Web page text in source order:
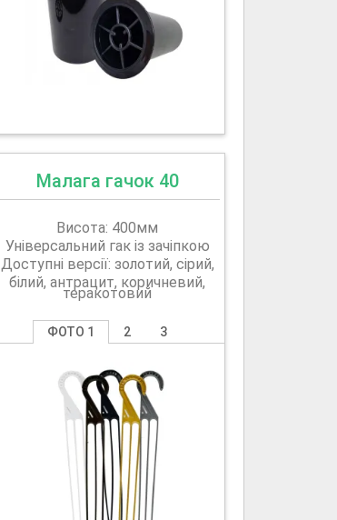
Малага гачок 40
Висота: 400мм
Універсальний гак із зачіпкою
Доступні версії: золотий, сірий,
білий, антрацит, коричневий,
теракотовий
ФОТО 1 2 3